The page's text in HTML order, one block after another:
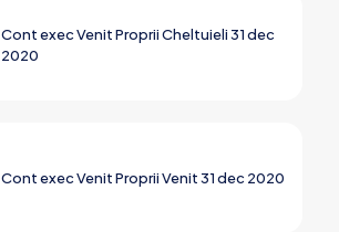
Cont exec Venit Proprii Cheltuieli 31 dec
2020
Cont exec Venit Proprii Venit 31 dec 2020